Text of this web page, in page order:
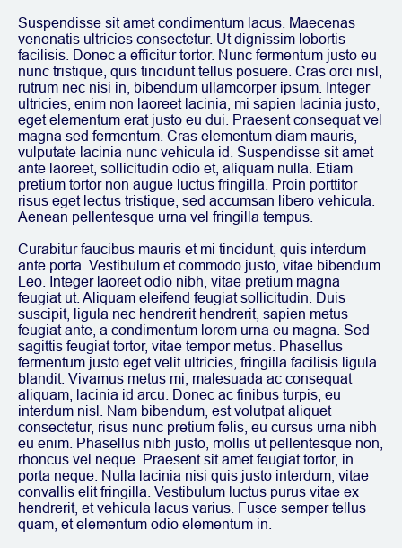
Suspendisse sit amet condimentum lacus. Maecenas
venenatis ultricies consectetur. Ut dignissim lobortis
facilisis. Donec a efficitur tortor. Nunc fermentum justo eu
nunc tristique, quis tincidunt tellus posuere. Cras orci nisl,
rutrum nec nisi in, bibendum ullamcorper ipsum. Integer
ultricies, enim non laoreet lacinia, mi sapien lacinia justo,
eget elementum erat justo eu dui. Praesent consequat vel
magna sed fermentum. Cras elementum diam mauris,
vulputate lacinia nunc vehicula id. Suspendisse sit amet
ante laoreet, sollicitudin odio et, aliquam nulla. Etiam
pretium tortor non augue luctus fringilla. Proin porttitor
risus eget lectus tristique, sed accumsan libero vehicula.
Aenean pellentesque urna vel fringilla tempus.
Curabitur faucibus mauris et mi tincidunt, quis interdum
ante porta. Vestibulum et commodo justo, vitae bibendum
Leo. Integer laoreet odio nibh, vitae pretium magna
feugiat ut. Aliquam eleifend feugiat sollicitudin. Duis
suscipit, ligula nec hendrerit hendrerit, sapien metus
feugiat ante, a condimentum lorem urna eu magna. Sed
sagittis feugiat tortor, vitae tempor metus. Phasellus
fermentum justo eget velit ultricies, fringilla facilisis ligula
blandit. Vivamus metus mi, malesuada ac consequat
aliquam, lacinia id arcu. Donec ac finibus turpis, eu
interdum nisl. Nam bibendum, est volutpat aliquet
consectetur, risus nunc pretium felis, eu cursus urna nibh
eu enim. Phasellus nibh justo, mollis ut pellentesque non,
rhoncus vel neque. Praesent sit amet feugiat tortor, in
porta neque. Nulla lacinia nisi quis justo interdum, vitae
convallis elit fringilla. Vestibulum luctus purus vitae ex
hendrerit, et vehicula lacus varius. Fusce semper tellus
quam, et elementum odio elementum in.